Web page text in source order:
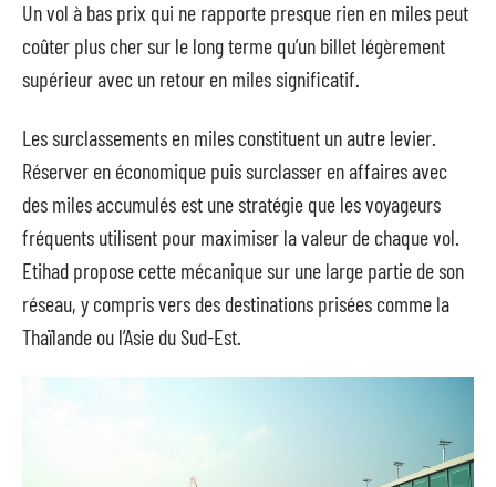
Un vol à bas prix qui ne rapporte presque rien en miles peut
coûter plus cher sur le long terme qu’un billet légèrement
supérieur avec un retour en miles significatif.
Les surclassements en miles constituent un autre levier.
Réserver en économique puis surclasser en affaires avec
des miles accumulés est une stratégie que les voyageurs
fréquents utilisent pour maximiser la valeur de chaque vol.
Etihad propose cette mécanique sur une large partie de son
réseau, y compris vers des destinations prisées comme la
Thaïlande ou l’Asie du Sud-Est.